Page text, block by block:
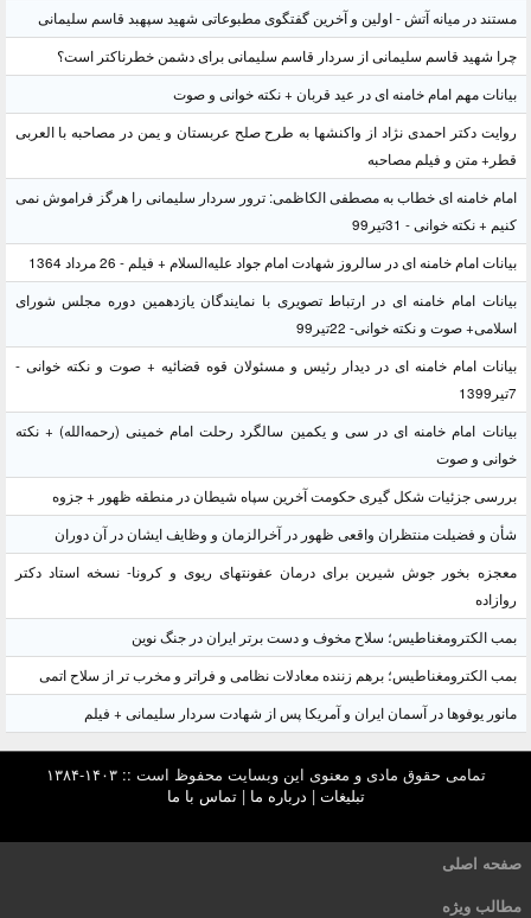
مستند در میانه آتش - اولین و آخرین گفتگوی مطبوعاتی شهید سپهبد قاسم سلیمانی
چرا شهید قاسم سلیمانی از سردار قاسم سلیمانی برای دشمن خطرناکتر است؟
بیانات مهم امام خامنه ای در عید قربان + نکته خوانی و صوت
روایت دکتر احمدی نژاد از واکنشها به طرح صلح عربستان و یمن در مصاحبه با العربی
قطر+ متن و فیلم مصاحبه
امام خامنه ای خطاب به مصطفی الکاظمی: ترور سردار سلیمانی را هرگز فراموش نمی
کنیم + نکته خوانی - 31تیر99
بیانات امام خامنه ای در سالروز شهادت امام جواد علیه‌السلام + فیلم - 26 مرداد 1364
بیانات امام خامنه ای در ارتباط تصویری با نمایندگان یازدهمین دوره مجلس شورای
اسلامی+ صوت و نکته خوانی- 22تیر99
بیانات امام خامنه ای در دیدار رئیس و مسئولان قوه قضائیه + صوت و نکته خوانی -
7تیر1399
بیانات امام خامنه ای در سی و یکمین سالگرد رحلت امام خمینی (رحمه‌الله) + نکته
خوانی و صوت
بررسی جزئیات شکل گیری حکومت آخرین سپاه شیطان در منطقه ظهور + جزوه
شأن و فضیلت منتظران واقعی ظهور در آخرالزمان و وظایف ایشان در آن دوران
معجزه بخور جوش شیرین برای درمان عفونتهای ریوی و کرونا- نسخه استاد دکتر
روازاده
بمب الکترومغناطیس؛ سلاح مخوف و دست برتر ایران در جنگ نوین
بمب الکترومغناطیس؛ برهم زننده معادلات نظامی و فراتر و مخرب تر از سلاح اتمی
مانور یوفوها در آسمان ایران و آمریکا پس از شهادت سردار سلیمانی + فیلم
تمامی حقوق مادی و معنوی این وبسایت محفوظ است :: ۱۴۰۳-۱۳۸۴
تبلیغات | درباره ما |تماس با ما
صفحه اصلی
مطالب ویژه